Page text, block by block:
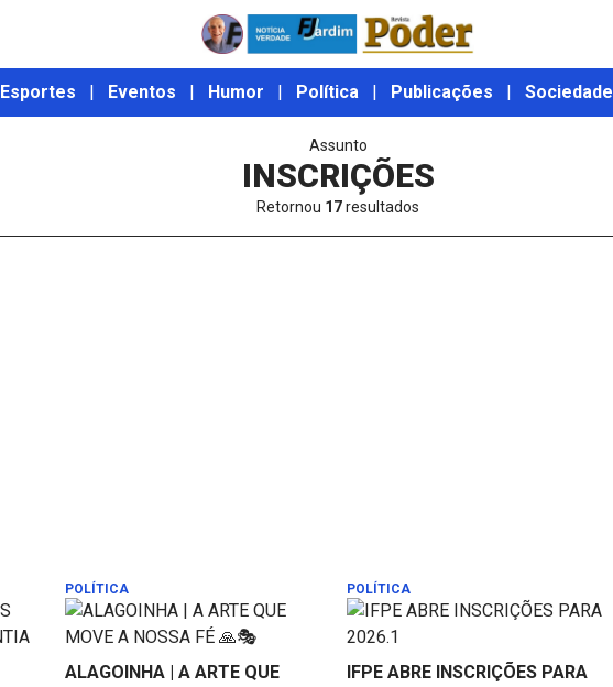
Esportes | Eventos | Humor | Política | Publicações | Sociedade
Assunto
INSCRIÇÕES
Retornou 17resultados
POLÍTICA
ALAGOINHA | A ARTE QUE
POLÍTICA
IFPE ABRE INSCRIÇÕES PARA